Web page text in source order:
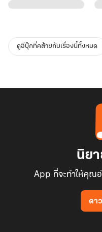
ดูอีบุ๊กที่คล้ายกับเรื่องนี้ทั้งหมด
นิย
App ที่จะทำให้คุณ
ดา